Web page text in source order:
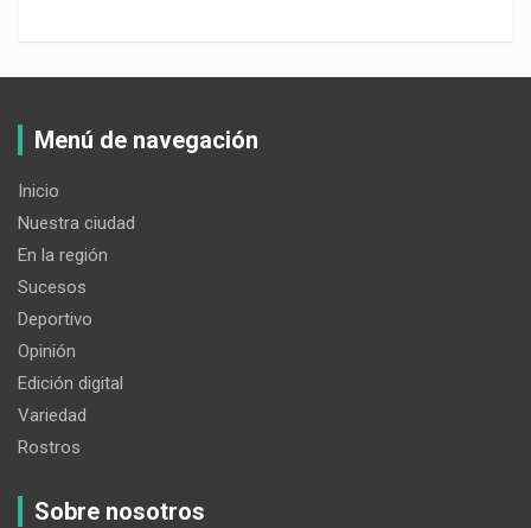
Menú de navegación
Inicio
Nuestra ciudad
En la región
Sucesos
Deportivo
Opinión
Edición digital
Variedad
Rostros
Sobre nosotros